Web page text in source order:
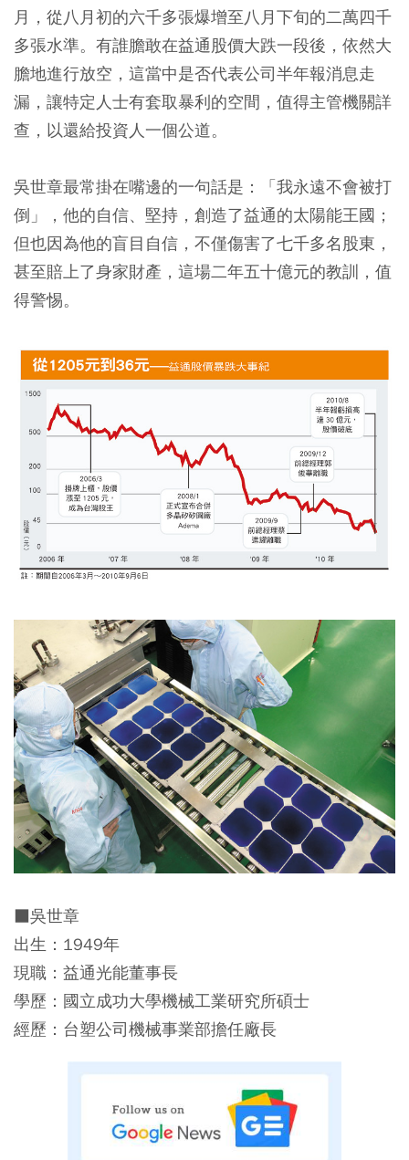
月，從八月初的六千多張爆增至八月下旬的二萬四千
多張水準。有誰膽敢在益通股價大跌一段後，依然大
膽地進行放空，這當中是否代表公司半年報消息走
漏，讓特定人士有套取暴利的空間，值得主管機關詳
查，以還給投資人一個公道。
吳世章最常掛在嘴邊的一句話是：「我永遠不會被打
倒」，他的自信、堅持，創造了益通的太陽能王國；
但也因為他的盲目自信，不僅傷害了七千多名股東，
甚至賠上了身家財產，這場二年五十億元的教訓，值
得警惕。
■吳世章
出生：1949年
現職：益通光能董事長
學歷：國立成功大學機械工業研究所碩士
經歷：台塑公司機械事業部擔任廠長